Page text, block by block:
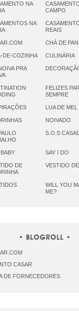
NA
CAMPO
NA
REAIS
CHÁ DE
DE-COZINHA CULINÁRIA
PRA
FELIZES
SEMPRE
LUA DE MEL
NOIVADO
S.O.S
SAY I DO
DE
VESTIDO
WILL YOU
ME?
BLOGROLL
CASAR
DE FORNECEDORES